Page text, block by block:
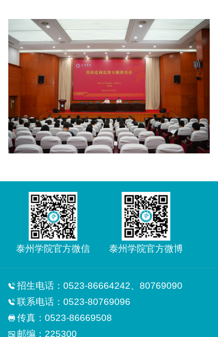
泰州学院官方微信 泰州学院官方微博
招生电话：0523-86664242、80769090
联系电话：0523-80769096
传真：0523-86669508
邮编：225300